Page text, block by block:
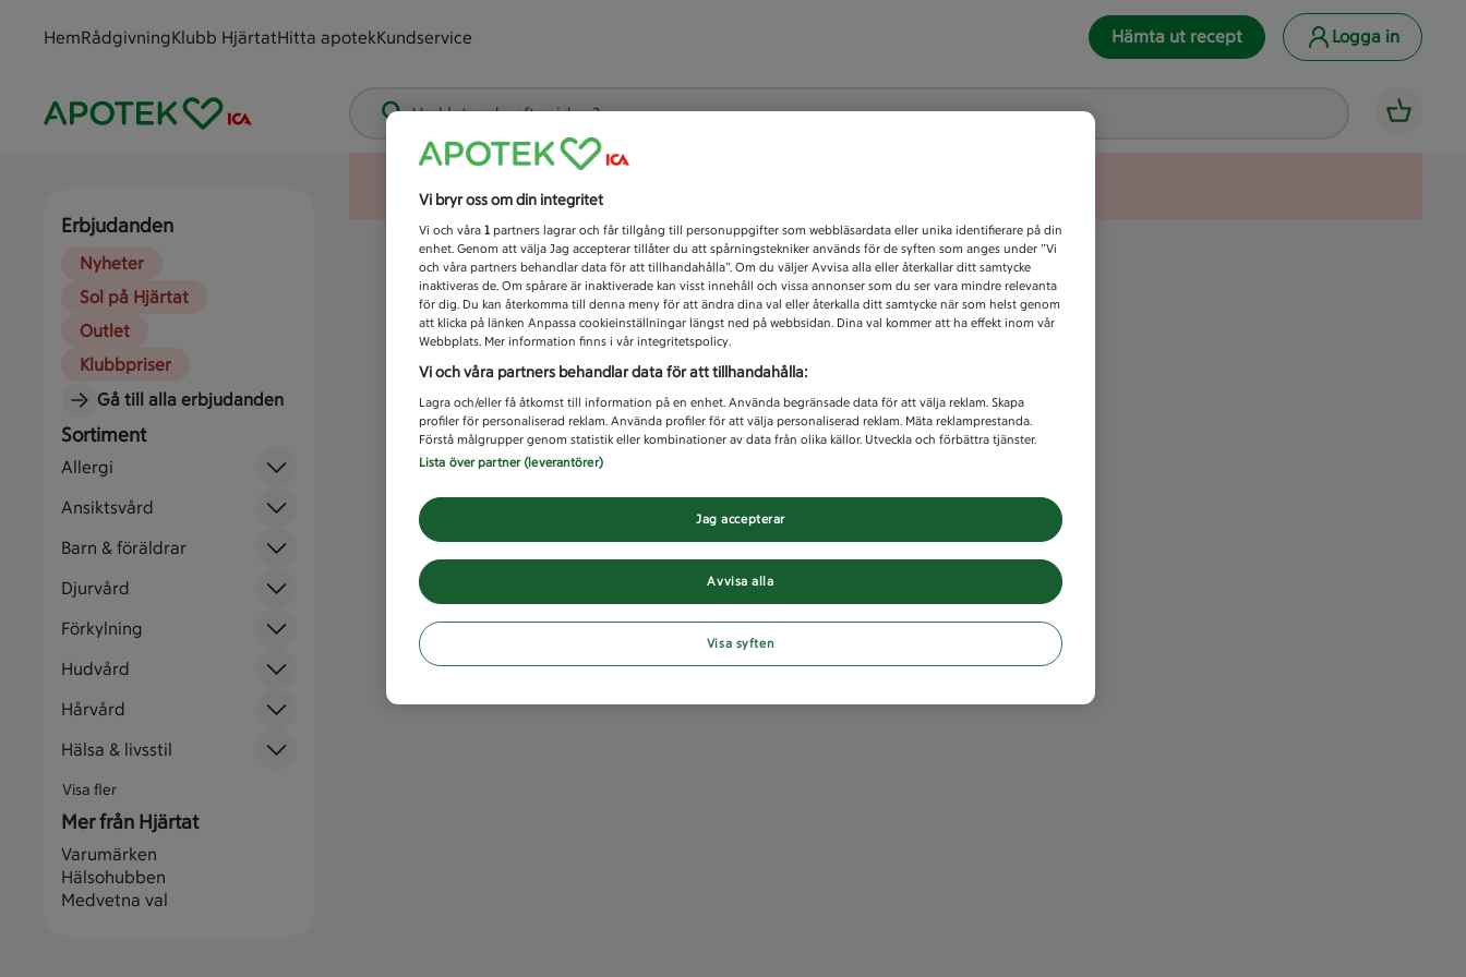
HemRådgivningKlubb HjärtatHitta apotekKundservice Hämta ut recept Logga in
Vad letar du efter idag?
Erbjudanden
Nyheter
Sol på Hjärtat
Outlet
Klubbpriser
Gå till alla erbjudanden
Sortiment
Allergi
Ansiktsvård
Barn & föräldrar
Djurvård
Förkylning
Hudvård
Hårvård
Hälsa & livsstil
Visa fler
Mer från Hjärtat
Varumärken
Hälsohubben
Medvetna val
Vi bryr oss om din integritet
Vi och våra 1 partners lagrar och får tillgång till personuppgifter som webbläsardata eller unika identifierare på din
enhet. Genom att välja Jag accepterar tillåter du att spårningstekniker används för de syften som anges under ”Vi
och våra partners behandlar data för att tillhandahålla”. Om du väljer Avvisa alla eller återkallar ditt samtycke
inaktiveras de. Om spårare är inaktiverade kan visst innehåll och vissa annonser som du ser vara mindre relevanta
för dig. Du kan återkomma till denna meny för att ändra dina val eller återkalla ditt samtycke när som helst genom
att klicka på länken Anpassa cookieinställningar längst ned på webbsidan. Dina val kommer att ha effekt inom vår
Webbplats. Mer information finns i vår integritetspolicy.
Vi och våra partners behandlar data för att tillhandahålla:
Lagra och/eller få åtkomst till information på en enhet. Använda begränsade data för att välja reklam. Skapa
profiler för personaliserad reklam. Använda profiler för att välja personaliserad reklam. Mäta reklamprestanda.
Förstå målgrupper genom statistik eller kombinationer av data från olika källor. Utveckla och förbättra tjänster.
Lista över partner (leverantörer)
Avvisa alla
Jag accepterar
Visa syften